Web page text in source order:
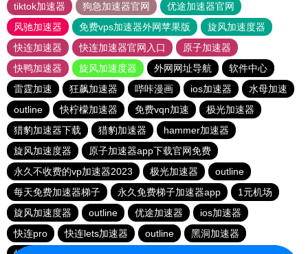
tiktok加速器
狗急加速器官网
优途加速器官网
风驰加速器
免费vps加速器外网苹果版
旋风加速度器
快连加速器
快连加速器官网入口
原子加速器
快鸭加速器
旋风加速度器 外网网址导航
软件中心
雷霆加速
狂飙加速器 哔咔漫画 ios加速器
水母加速
outline
快柠檬加速器 免费vqn加速
极光加速器
猎豹加速器下载
猎豹加速器
hammer加速器
旋风加速度器
原子加速器app下载官网免费
永久不收费的vp加速器2023
极光加速器
outline
每天免费加速器梯子
永久免费梯子加速器app
1元机场
旋风加速度器
outline 优途加速器
ios加速器
快连pro
快连lets加速器 outline
黑洞加速器